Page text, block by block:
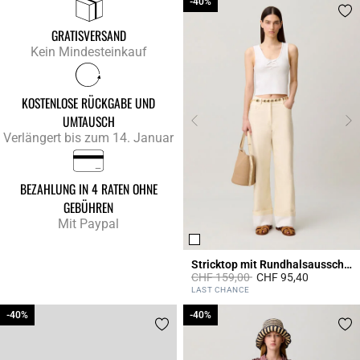
GRATISVERSAND
Kein Mindesteinkauf
KOSTENLOSE RÜCKGABE UND
UMTAUSCH
Verlängert bis zum 14. Januar
BEZAHLUNG IN 4 RATEN OHNE
GEBÜHREN
Mit Paypal
Stricktop mit Rundhalsausschnitt
Price reduced from
CHF 159,00toCHF 95,40
5 out of 5 Customer Rating
LAST CHANCE
-40%
-40% -40%
-40%